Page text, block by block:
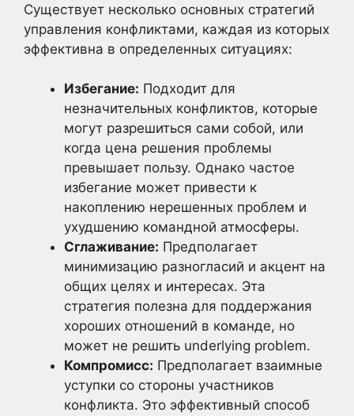
Существует несколько основных стратегий
управления конфликтами, каждая из которых
эффективна в определенных ситуациях:
Избегание: Подходит для
незначительных конфликтов, которые
могут разрешиться сами собой, или
когда цена решения проблемы
превышает пользу. Однако частое
избегание может привести к
накоплению нерешенных проблем и
ухудшению командной атмосферы.
Сглаживание: Предполагает
минимизацию разногласий и акцент на
общих целях и интересах. Эта
стратегия полезна для поддержания
хороших отношений в команде, но
может не решить underlying problem.
Компромисс: Предполагает взаимные
уступки со стороны участников
конфликта. Это эффективный способ